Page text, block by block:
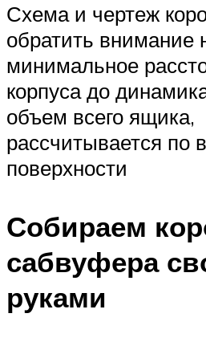
Схема и чертеж
обратить внимание
минимальное
корпуса до
объем всего ящика,
рассчитывается по
поверхности
Собираем
сабвуфера
руками